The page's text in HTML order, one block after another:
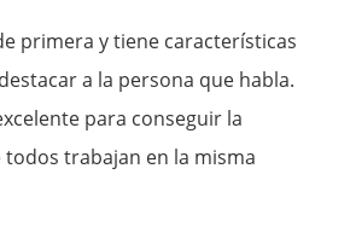
primera y tiene características
a la persona que habla.
para conseguir la
todos trabajan en la misma